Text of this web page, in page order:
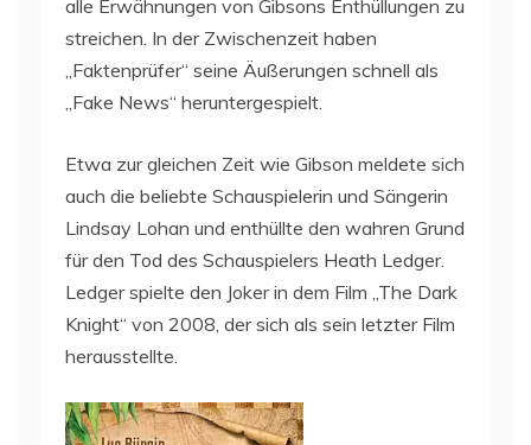
alle Erwähnungen von Gibsons Enthüllungen zu
streichen. In der Zwischenzeit haben
„Faktenprüfer“ seine Äußerungen schnell als
„Fake News“ heruntergespielt.
Etwa zur gleichen Zeit wie Gibson meldete sich
auch die beliebte Schauspielerin und Sängerin
Lindsay Lohan und enthüllte den wahren Grund
für den Tod des Schauspielers Heath Ledger.
Ledger spielte den Joker in dem Film „The Dark
Knight“ von 2008, der sich als sein letzter Film
herausstellte.